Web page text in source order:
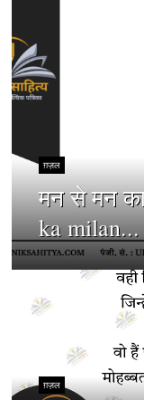
ग़ज़ल
मन से मन
ka milan...
ग़ज़ल